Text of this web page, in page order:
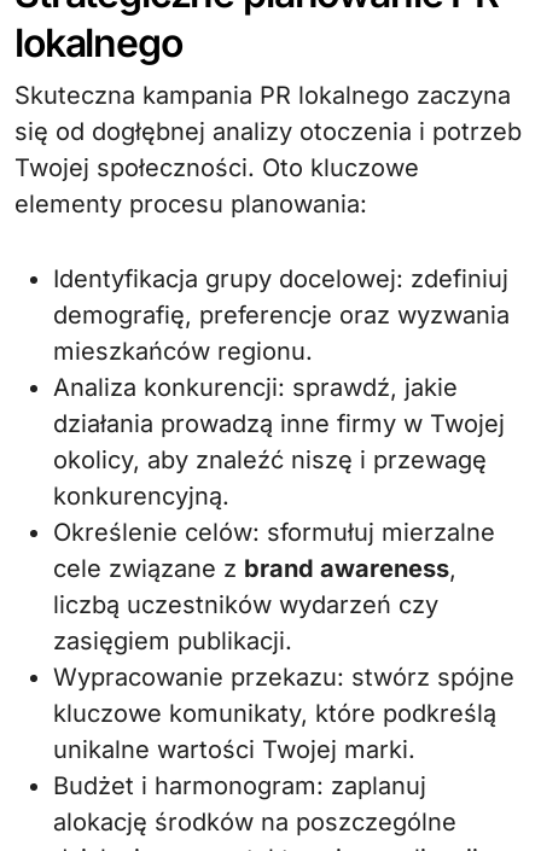
lokalnego
Skuteczna kampania PR lokalnego zaczyna
się od dogłębnej analizy otoczenia i potrzeb
Twojej społeczności. Oto kluczowe
elementy procesu planowania:
Identyfikacja grupy docelowej: zdefiniuj
demografię, preferencje oraz wyzwania
mieszkańców regionu.
Analiza konkurencji: sprawdź, jakie
działania prowadzą inne firmy w Twojej
okolicy, aby znaleźć niszę i przewagę
konkurencyjną.
Określenie celów: sformułuj mierzalne
cele związane z brand awareness,
liczbą uczestników wydarzeń czy
zasięgiem publikacji.
Wypracowanie przekazu: stwórz spójne
kluczowe komunikaty, które podkreślą
unikalne wartości Twojej marki.
Budżet i harmonogram: zaplanuj
alokację środków na poszczególne